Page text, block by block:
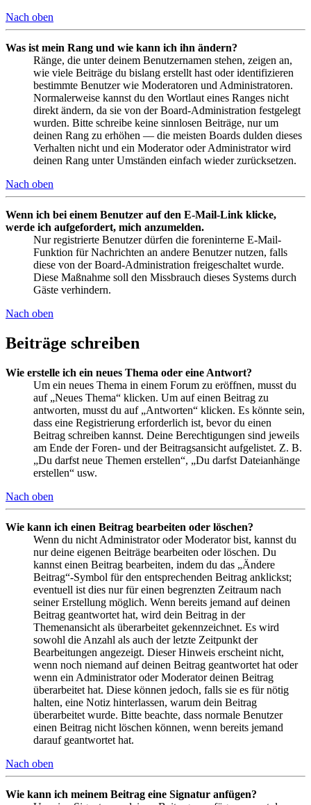
Nach oben
Was ist mein Rang und wie kann ich ihn ändern?
Ränge, die unter deinem Benutzernamen stehen, zeigen an,
wie viele Beiträge du bislang erstellt hast oder identifizieren
bestimmte Benutzer wie Moderatoren und Administratoren.
Normalerweise kannst du den Wortlaut eines Ranges nicht
direkt ändern, da sie von der Board-Administration festgelegt
wurden. Bitte schreibe keine sinnlosen Beiträge, nur um
deinen Rang zu erhöhen — die meisten Boards dulden dieses
Verhalten nicht und ein Moderator oder Administrator wird
deinen Rang unter Umständen einfach wieder zurücksetzen.
Nach oben
Wenn ich bei einem Benutzer auf den E-Mail-Link klicke,
werde ich aufgefordert, mich anzumelden.
Nur registrierte Benutzer dürfen die foreninterne E-Mail-
Funktion für Nachrichten an andere Benutzer nutzen, falls
diese von der Board-Administration freigeschaltet wurde.
Diese Maßnahme soll den Missbrauch dieses Systems durch
Gäste verhindern.
Nach oben
Beiträge schreiben
Wie erstelle ich ein neues Thema oder eine Antwort?
Um ein neues Thema in einem Forum zu eröffnen, musst du
auf „Neues Thema“ klicken. Um auf einen Beitrag zu
antworten, musst du auf „Antworten“ klicken. Es könnte sein,
dass eine Registrierung erforderlich ist, bevor du einen
Beitrag schreiben kannst. Deine Berechtigungen sind jeweils
am Ende der Foren- und der Beitragsansicht aufgelistet. Z. B.
„Du darfst neue Themen erstellen“, „Du darfst Dateianhänge
erstellen“ usw.
Nach oben
Wie kann ich einen Beitrag bearbeiten oder löschen?
Wenn du nicht Administrator oder Moderator bist, kannst du
nur deine eigenen Beiträge bearbeiten oder löschen. Du
kannst einen Beitrag bearbeiten, indem du das „Ändere
Beitrag“-Symbol für den entsprechenden Beitrag anklickst;
eventuell ist dies nur für einen begrenzten Zeitraum nach
seiner Erstellung möglich. Wenn bereits jemand auf deinen
Beitrag geantwortet hat, wird dein Beitrag in der
Themenansicht als überarbeitet gekennzeichnet. Es wird
sowohl die Anzahl als auch der letzte Zeitpunkt der
Bearbeitungen angezeigt. Dieser Hinweis erscheint nicht,
wenn noch niemand auf deinen Beitrag geantwortet hat oder
wenn ein Administrator oder Moderator deinen Beitrag
überarbeitet hat. Diese können jedoch, falls sie es für nötig
halten, eine Notiz hinterlassen, warum dein Beitrag
überarbeitet wurde. Bitte beachte, dass normale Benutzer
einen Beitrag nicht löschen können, wenn bereits jemand
darauf geantwortet hat.
Nach oben
Wie kann ich meinem Beitrag eine Signatur anfügen?